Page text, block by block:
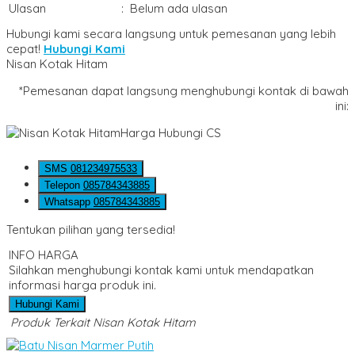
Ulasan
: Belum ada ulasan
Hubungi kami secara langsung untuk pemesanan yang lebih
cepat! Hubungi Kami
Nisan Kotak Hitam
*Pemesanan dapat langsung menghubungi kontak di bawah
ini:
Harga Hubungi CS
SMS 081234975533
Telepon 085784343885
Whatsapp 085784343885
Tentukan pilihan yang tersedia!
INFO HARGA
Silahkan menghubungi kontak kami untuk mendapatkan
informasi harga produk ini.
Hubungi Kami
Produk Terkait Nisan Kotak Hitam